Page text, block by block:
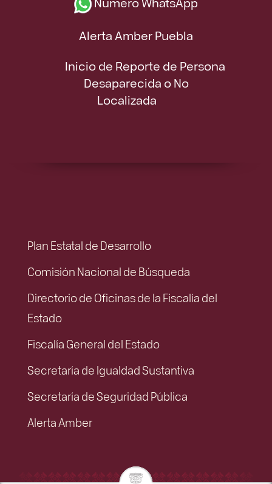
Alerta Amber Puebla
Inicio de Reporte de Persona
Desaparecida o No
Localizada
Plan Estatal de Desarrollo
Comisión Nacional de Búsqueda
Directorio de Oficinas de la Fiscalía del
Estado
Fiscalía General del Estado
Secretaría de Igualdad Sustantiva
Secretaría de Seguridad Pública
Alerta Amber